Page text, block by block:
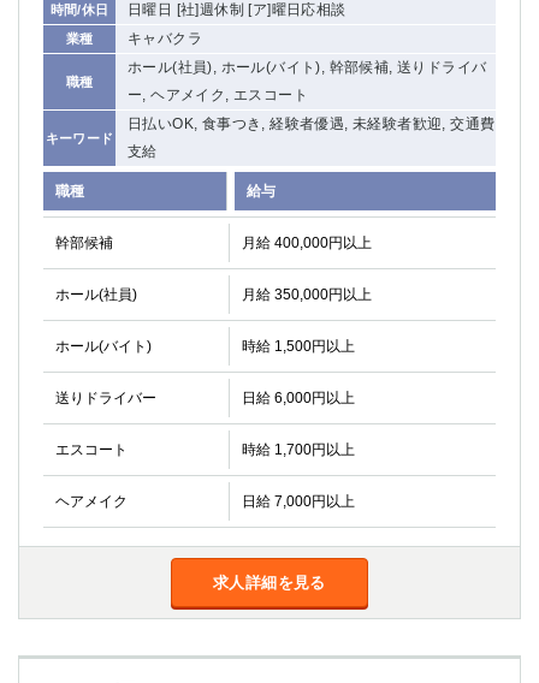
時間/休日 日曜日 [社]週休制 [ア]曜日応相談
業種 キャバクラ
職種
ホール(社員), ホール(バイト), 幹部候補, 送りドライバ
ー, ヘアメイク, エスコート
キーワード
日払いOK, 食事つき, 経験者優遇, 未経験者歓迎, 交通費
支給
職種 給与
幹部候補 月給 400,000円以上
ホール(社員) 月給 350,000円以上
ホール(バイト) 時給 1,500円以上
送りドライバー 日給 6,000円以上
エスコート 時給 1,700円以上
ヘアメイク 日給 7,000円以上
求人詳細を見る